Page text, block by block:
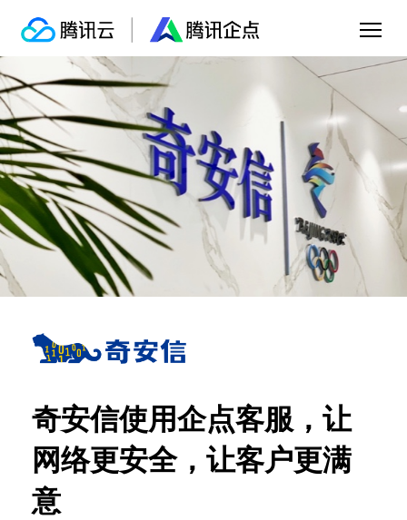
奇安信使用企点客服，让
网络更安全，让客户更满
意